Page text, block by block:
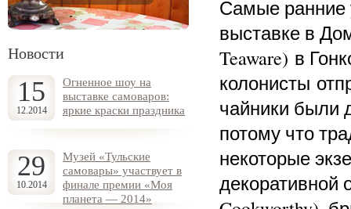
Новости
15
12.2014
Огненное шоу на
выставке самоваров:
яркие краски праздника
29
10.2014
Музей «Тульские
самовары» участвует в
финале премии «Моя
планета — 2014»
Самые ранние
выставке в
Teaware) в
колонисты
чайники были
потому что
некоторые
декоративной